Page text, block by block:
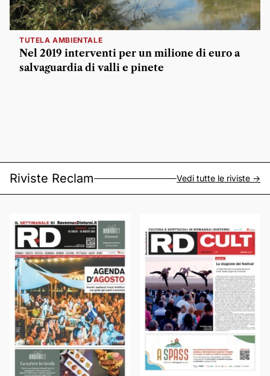
TUTELA AMBIENTALE
Nel 2019 interventi per un milione di euro a
salvaguardia di valli e pinete
Riviste Reclam Vedi tutte le riviste ->